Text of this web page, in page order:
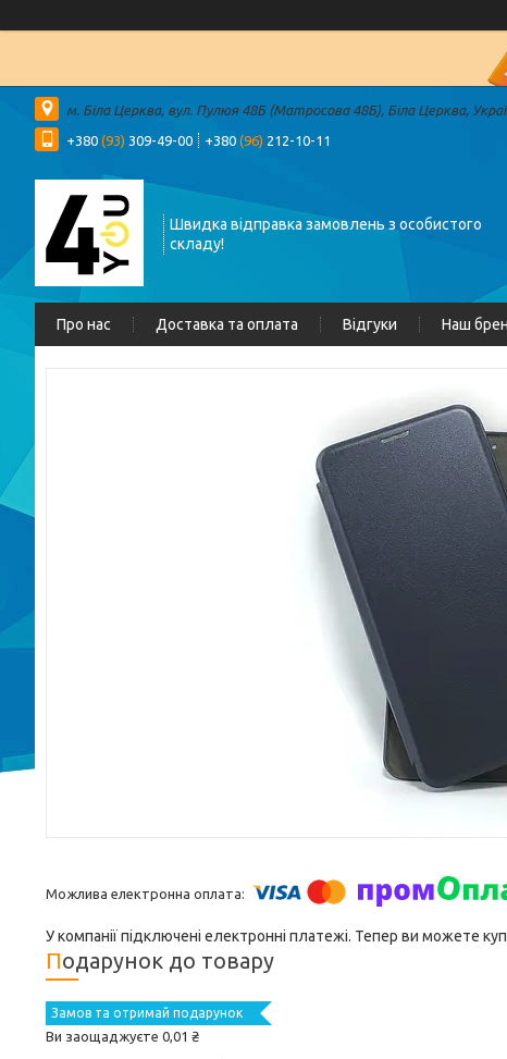
м. Біла Церква, вул. Пулюя 48Б (Матросова 48Б), Біла Церква,
+380 (93) 309-49-00 +380 (96) 212-10-11
Швидка відправка замовлень з особистого
складу!
Про нас Доставка та оплата Відгуки Наш
У компанії підключені електронні платежі. Тепер ви можете
Подарунок до товару
Замов та отримай подарунок
Ви заощаджуєте 0,01 ₴